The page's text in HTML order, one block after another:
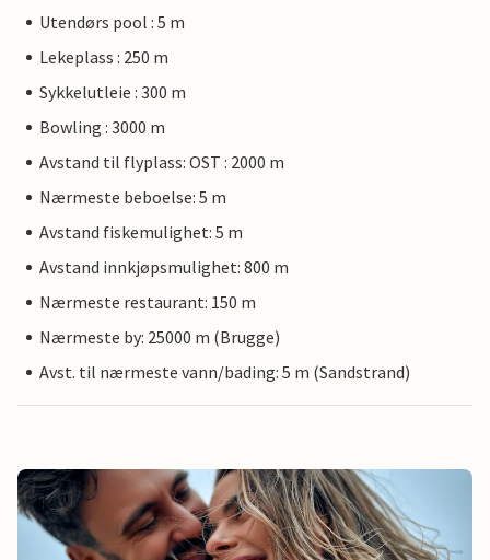
Utendørs pool : 5 m
Lekeplass : 250 m
Sykkelutleie : 300 m
Bowling : 3000 m
Avstand til flyplass: OST : 2000 m
Nærmeste beboelse: 5 m
Avstand fiskemulighet: 5 m
Avstand innkjøpsmulighet: 800 m
Nærmeste restaurant: 150 m
Nærmeste by: 25000 m (Brugge)
Avst. til nærmeste vann/bading: 5 m (Sandstrand)